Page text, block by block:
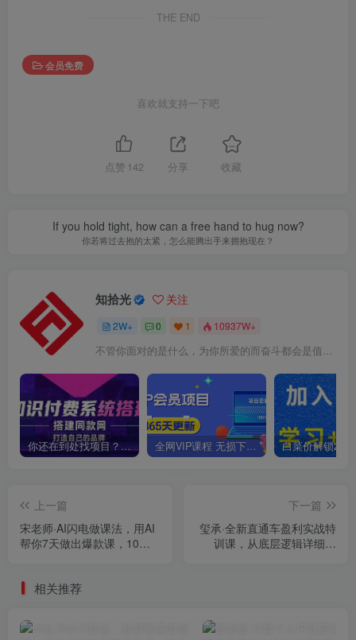
THE END
会员免费
喜欢就支持一下吧
点赞 142 分享 收藏
If you hold tight, how can a free hand to hug now?
你若将过去抱的太紧，怎么能腾出手来拥抱现在？
知拾光 关注
2W+ 0 1 10937W+
不管你面对的是什么，为你所爱的而奋斗都会是值得的
你还在到处找项目？还在当韭菜？我靠卖项目一个月收入5万+，曾经我也是个失败者。 全网VIP课程 无损下载~
上一篇
宋老师·AI闪电做课法，用AI
帮你7天做出爆款课，10秒
下一篇
玺承·全新直通车盈利实战特
训课，从​底层逻辑详细拆
相关推荐